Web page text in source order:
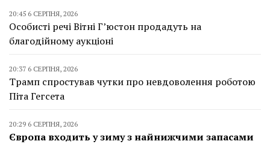
20:45 6 СЕРПНЯ, 2026
Особисті речі Вітні Г’юстон продадуть на
благодійному аукціоні
20:37 6 СЕРПНЯ, 2026
Трамп спростував чутки про невдоволення роботою
Піта Гегсета
20:29 6 СЕРПНЯ, 2026
Європа входить у зиму з найнижчими запасами